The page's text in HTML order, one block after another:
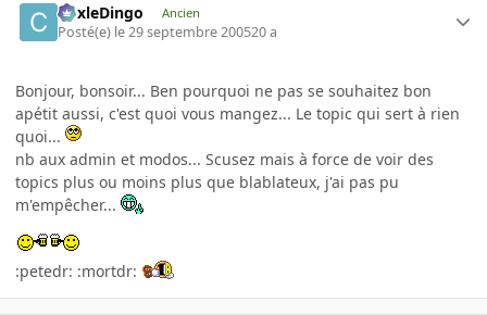
CoxleDingo Ancien
Posté(e) le 29 septembre 200520 a
Bonjour, bonsoir... Ben pourquoi ne pas se souhaitez bon
apétit aussi, c'est quoi vous mangez... Le topic qui sert à rien
quoi...
nb aux admin et modos... Scusez mais à force de voir des
topics plus ou moins plus que blablateux, j'ai pas pu
m'empêcher...
:petedr: :mortdr: